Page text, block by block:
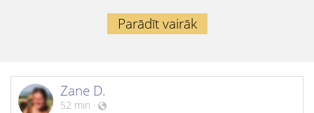
Parādīt vairāk
Zane D.
52 min ·